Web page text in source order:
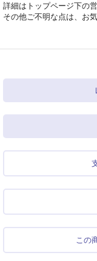
詳細はトップページ下の
その他ご不明な点は、お
この